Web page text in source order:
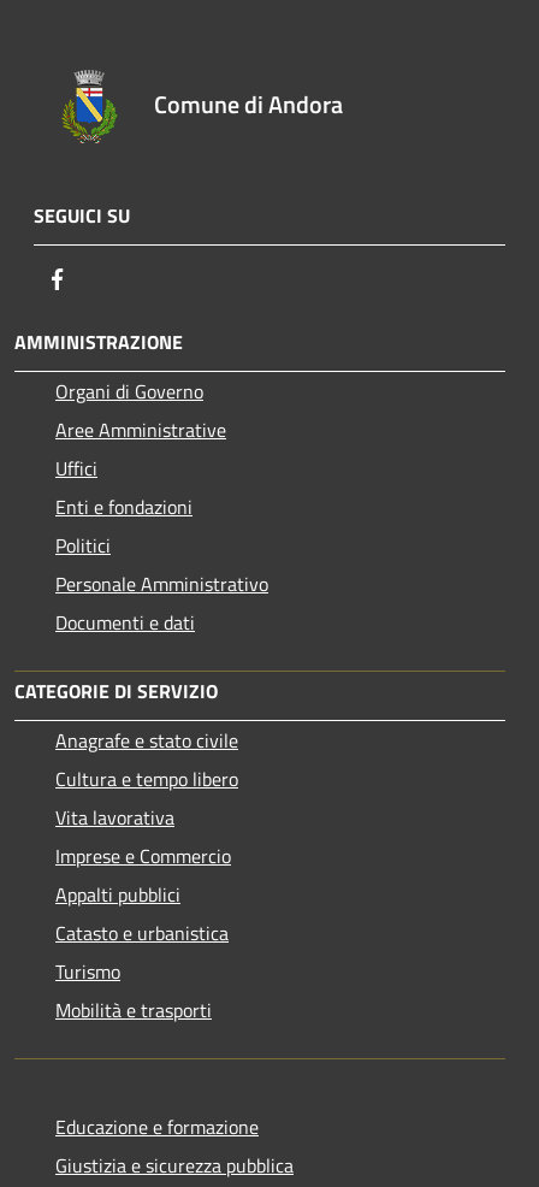
Comune di Andora
SEGUICI SU
AMMINISTRAZIONE
Organi di Governo
Aree Amministrative
Uffici
Enti e fondazioni
Politici
Personale Amministrativo
Documenti e dati
CATEGORIE DI SERVIZIO
Anagrafe e stato civile
Cultura e tempo libero
Vita lavorativa
Imprese e Commercio
Appalti pubblici
Catasto e urbanistica
Turismo
Mobilità e trasporti
Educazione e formazione
Giustizia e sicurezza pubblica